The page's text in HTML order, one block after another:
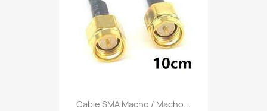
Cable SMA Macho / Macho...